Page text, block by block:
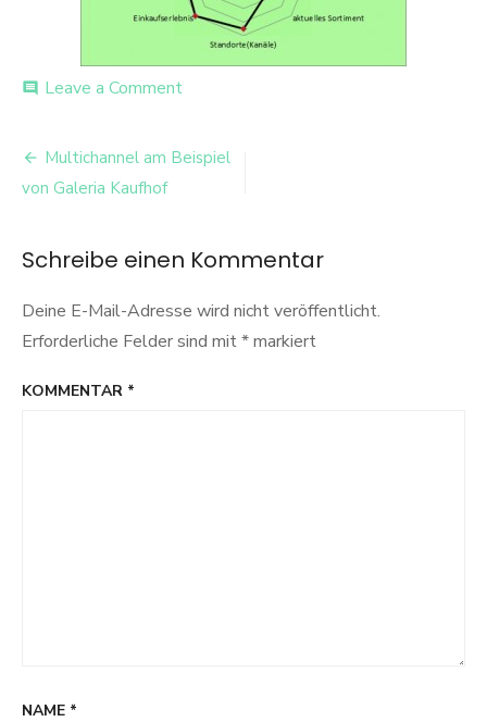
comment Leave a Commenton
Beitrags-
Navigation
Multichannel am Beispiel
von Galeria Kaufhof
Schreibe einen Kommentar
Deine E-Mail-Adresse wird nicht veröffentlicht.
Erforderliche Felder sind mit*markiert
KOMMENTAR *
NAME *